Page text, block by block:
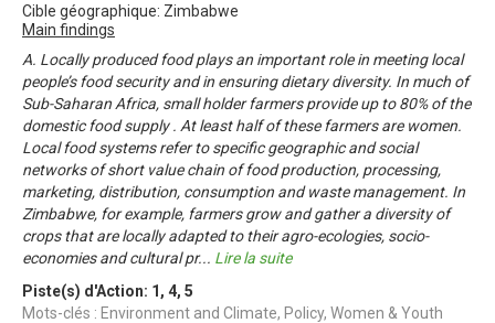
Cible géographique: Zimbabwe
Main findings
A. Locally produced food plays an important role in meeting local
people’s food security and in ensuring dietary diversity. In much of
Sub-Saharan Africa, small holder farmers provide up to 80% of the
domestic food supply . At least half of these farmers are women.
Local food systems refer to specific geographic and social
networks of short value chain of food production, processing,
marketing, distribution, consumption and waste management. In
Zimbabwe, for example, farmers grow and gather a diversity of
crops that are locally adapted to their agro-ecologies, socio-
economies and cultural pr... Lire la suite
Piste(s) d'Action: 1 , 4, 5
Mots-clés : Environment and Climate, Policy, Women & Youth